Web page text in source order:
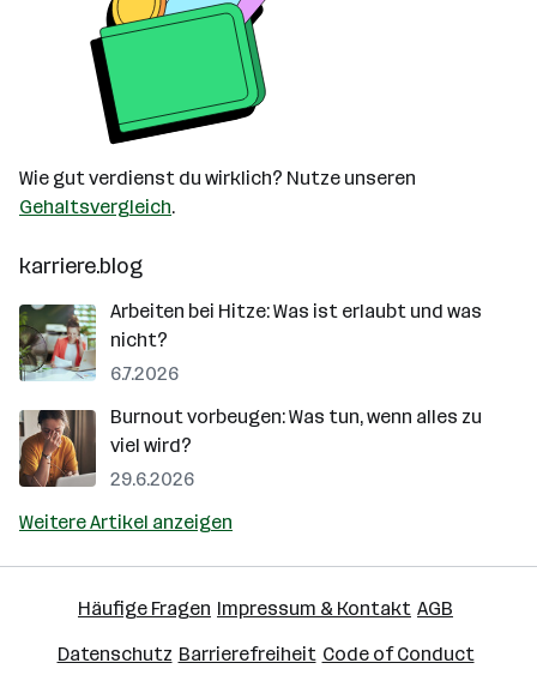
Wie gut verdienst du wirklich? Nutze unseren
Gehaltsvergleich.
karriere.blog
Arbeiten bei Hitze: Was ist erlaubt und was
nicht?
6.7.2026
Burnout vorbeugen: Was tun, wenn alles zu
viel wird?
29.6.2026
Weitere Artikel anzeigen
Häufige Fragen Impressum & Kontakt AGB
Datenschutz Barrierefreiheit Code of Conduct